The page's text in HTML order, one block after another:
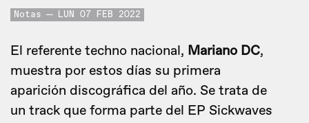
Notas LUN 07 FEB 2022
El referente techno nacional, Mariano DC,
muestra por estos días su primera
aparición discográfica del año. Se trata de
un track que forma parte del EP Sickwaves